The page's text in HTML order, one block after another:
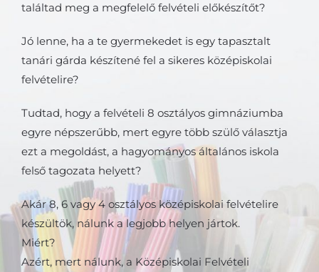
találtad meg a megfelelő felvételi előkészítőt?
Jó lenne, ha a te gyermekedet is egy tapasztalt
tanári gárda készítené fel a sikeres középiskolai
felvételire?
Tudtad, hogy a felvételi 8 osztályos gimnáziumba
egyre népszerűbb, mert egyre több szülő választja
ezt a megoldást, a hagyományos általános iskola
felső tagozata helyett?
Akár 8, 6 vagy 4 osztályos középiskolai felvételire
készültök, nálunk a legjobb helyen jártok.
Miért?
Azért, mert nálunk, a Középiskolai Felvételi